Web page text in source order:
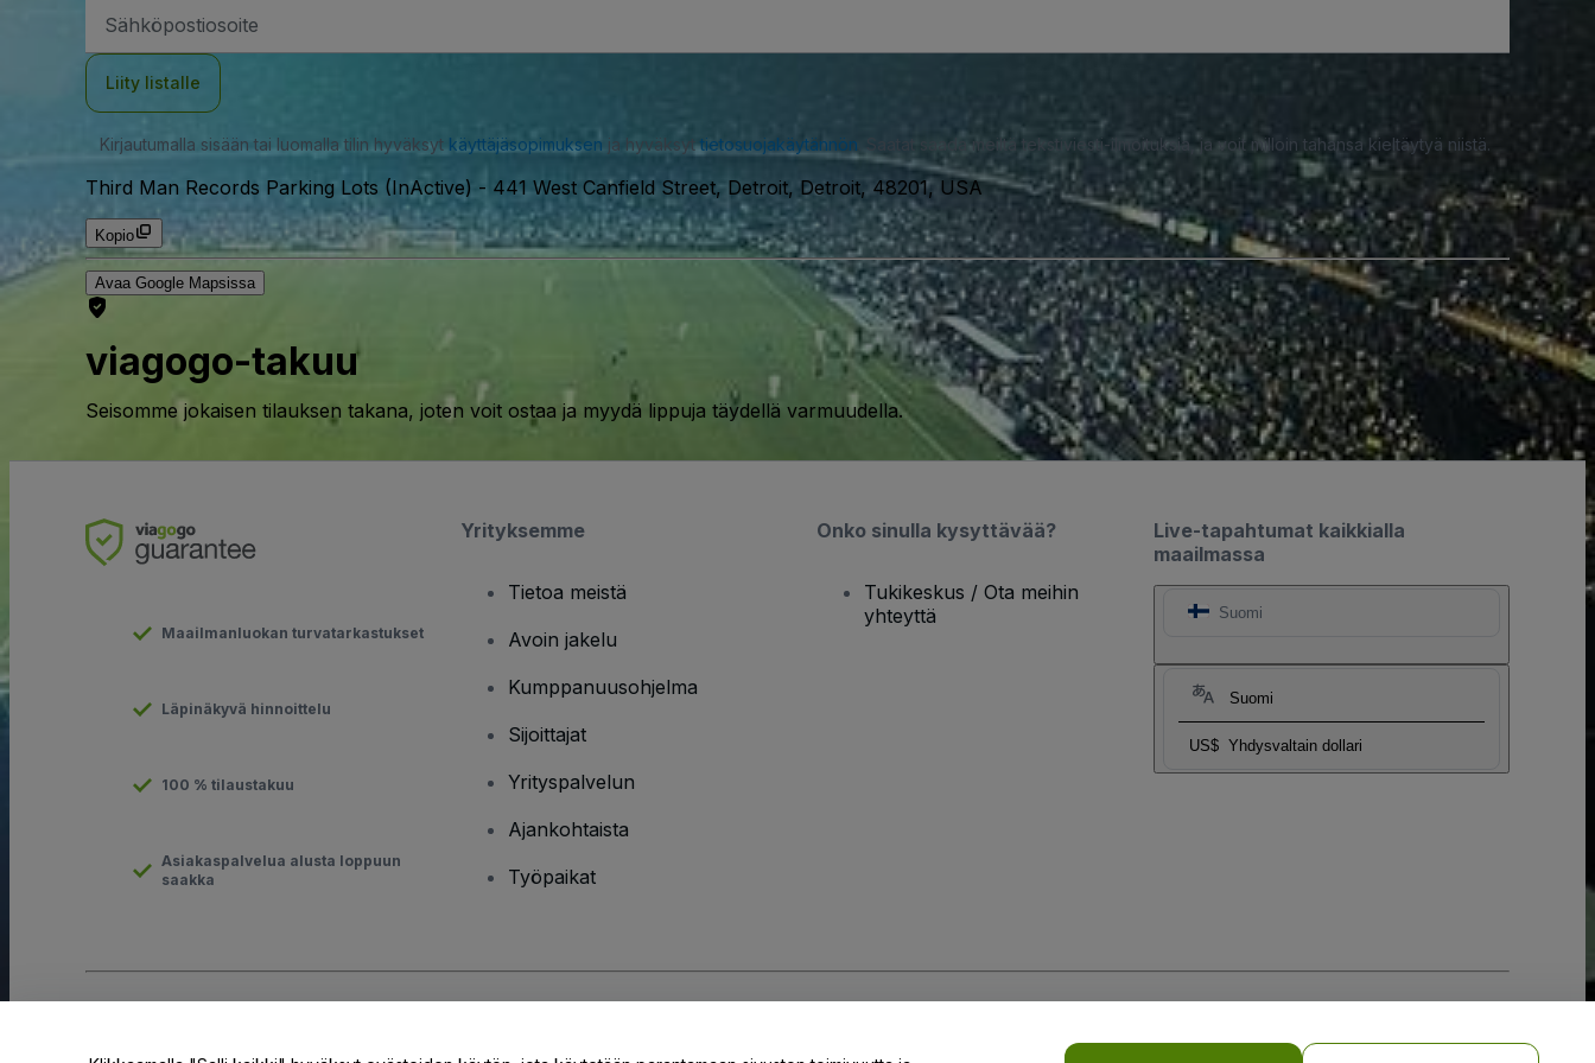
Liity listalle
Kirjautumalla sisään tai luomalla tilin hyväksyt käyttäjäsopimuksen ja hyväksyttietosuojakäytännön . Saatat saada meiltä tekstiviesti-ilmoituksia, ja voit milloin tahansa kieltäytyä niistä.
Third Man Records Parking Lots (InActive) - 441 West Canfield Street, Detroit, Detroit, 48201, USA
Kopio
Avaa Google Mapsissa
viagogo-takuu
Seisomme jokaisen tilauksen takana, joten voit ostaa ja myydä lippuja täydellä varmuudella.
Live-tapahtumat kaikkialla
maailmassa
Suomi
Suomi
US$ Yhdysvaltain dollari
Maailmanluokan turvatarkastukset
Läpinäkyvä hinnoittelu
100 % tilaustakuu
Asiakaspalvelua alusta loppuun
saakka
Yrityksemme
Tietoa meistä
Avoin jakelu
Kumppanuusohjelma
Sijoittajat
Yrityspalvelun
Ajankohtaista
Työpaikat
Onko sinulla kysyttävää?
Tukikeskus / Ota meihin
yhteyttä